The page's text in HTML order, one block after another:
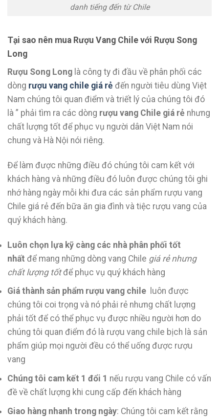
danh tiếng đến từ Chile
Tại sao nên mua Rượu Vang Chile với Rượu Song
Long
Rượu Song Long là công ty đi đầu về phân phối các
dòng rượu vang chile giá rẻ đến người tiêu dùng Việt
Nam chúng tôi quan điểm và triết lý của chúng tôi đó
là ” phải tìm ra các dòng rượu vang Chile giá rẻ nhưng
chất lượng tốt để phục vụ người dân Việt Nam nói
chung và Hà Nội nói riêng.
Để làm được những điều đó chúng tôi cam kết với
khách hàng và những điều đó luôn được chúng tôi ghi
nhớ hàng ngày mỗi khi đưa các sản phẩm rượu vang
Chile giá rẻ đến bữa ăn gia đình và tiệc rượu vang của
quý khách hàng.
Luôn chọn lựa kỹ càng các nhà phân phối tốt
nhất để mang những dòng vang Chile giá rẻ nhưng
chất lượng tốtđể phục vụ quý khách hàng
Giá thành sản phẩm rượu vang chile
luôn được
chúng tôi coi trọng và nó phải rẻ nhưng chất lượng
phải tốt để có thể phục vụ được nhiều người hơn do
chúng tôi quan điểm đó là rượu vang chile bịch là sản
phẩm giúp mọi người đều có thể uống được rượu
vang
Chúng tôi cam kết 1 đổi 1 nếu rượu vang Chile có vấn
đề về chất lượng khi cung cấp đến khách hàng
Giao hàng nhanh trong ngày: Chúng tôi cam kết rằng